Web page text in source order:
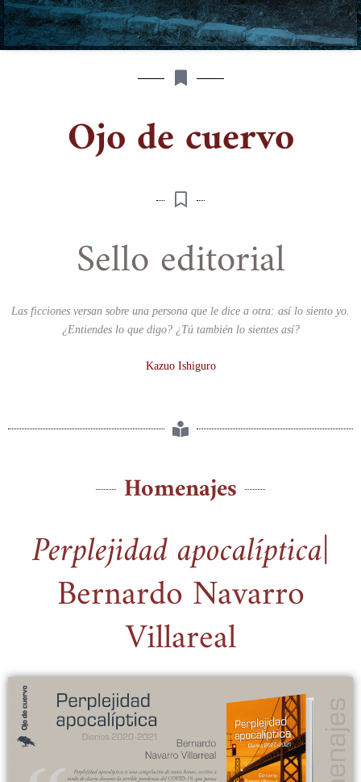
Ojo de cuervo
Sello editorial
Las ficciones versan sobre una persona que le dice a otra: así lo siento yo.
¿Entiendes lo que digo? ¿Tú también lo sientes así?
Kazuo Ishiguro
Homenajes
Perplejidad apocalíptica|
Bernardo Navarro
Villareal